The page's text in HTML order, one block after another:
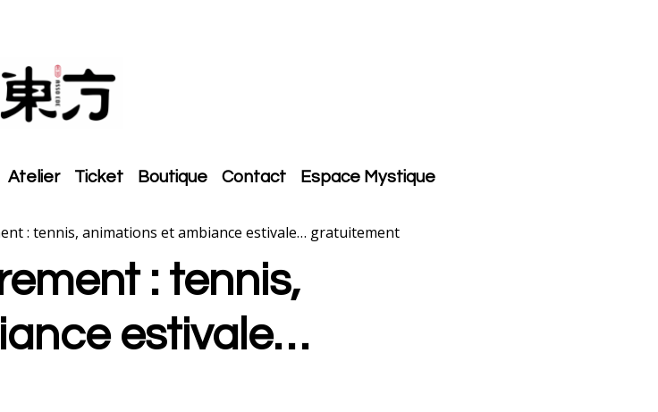
Atelier Ticket Boutique Contact Espace Mystique
: tennis, animations et ambiance estivale… gratuitement
: tennis,
estivale…